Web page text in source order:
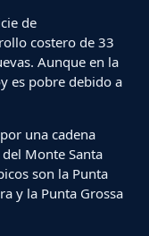
de
costero de 33
Aunque en la
es pobre debido a
una cadena
Monte Santa
son la Punta
y la Punta Grossa